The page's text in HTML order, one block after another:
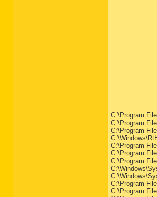
C:\Program
C:\Program
C:\Program
C:\Program
C:\Program
C:\Program
C:\Program
C:\Program